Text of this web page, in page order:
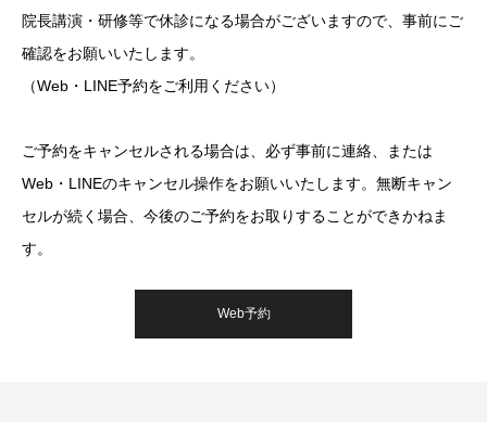
院長講演・研修等で休診になる場合がございますので、事前にご
確認をお願いいたします。
（Web・LINE予約をご利用ください）
ご予約をキャンセルされる場合は、必ず事前に連絡、または
Web・LINEのキャンセル操作をお願いいたします。無断キャン
セルが続く場合、今後のご予約をお取りすることができかねま
す。
Web予約